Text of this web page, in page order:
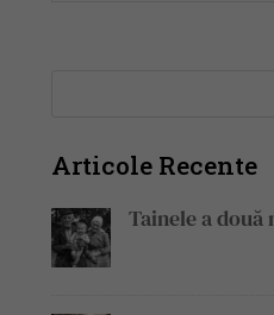
Articole Recente
Tainele a două